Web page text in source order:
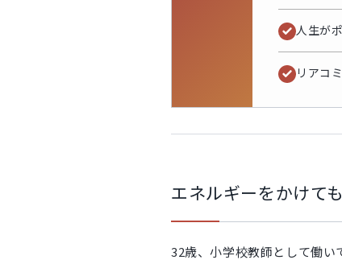
人生が
リアコ
エネルギーをかけて
32歳、小学校教師として働い